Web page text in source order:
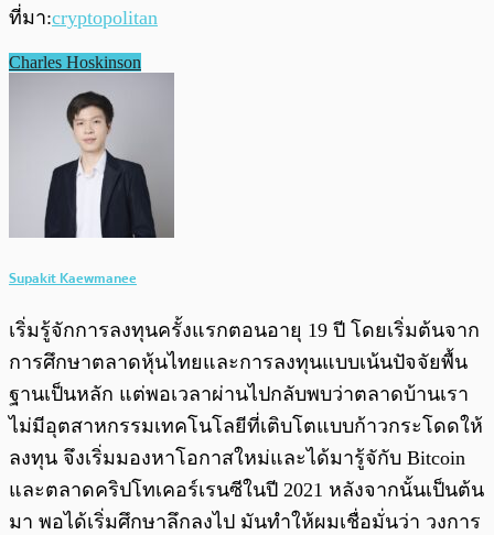
ที่มา:cryptopolitan
Charles Hoskinson
Supakit Kaewmanee
เริ่มรู้จักการลงทุนครั้งแรกตอนอายุ 19 ปี โดยเริ่มต้นจาก
การศึกษาตลาดหุ้นไทยและการลงทุนแบบเน้นปัจจัยพื้น
ฐานเป็นหลัก แต่พอเวลาผ่านไปกลับพบว่าตลาดบ้านเรา
ไม่มีอุตสาหกรรมเทคโนโลยีที่เติบโตแบบก้าวกระโดดให้
ลงทุน จึงเริ่มมองหาโอกาสใหม่และได้มารู้จักับ Bitcoin
และตลาดคริปโทเคอร์เรนซีในปี 2021 หลังจากนั้นเป็นต้น
มา พอได้เริ่มศึกษาลึกลงไป มันทำให้ผมเชื่อมั่นว่า วงการ